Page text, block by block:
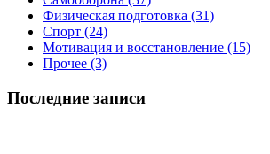
Физическая подготовка (31)
Спорт (24)
Мотивация и восстановление (15)
Прочее (3)
Последние записи